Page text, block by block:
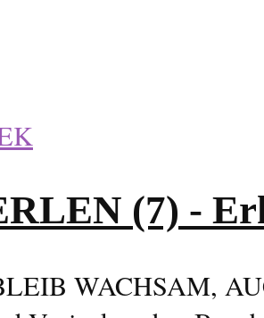
(7) -
WACHSAM,